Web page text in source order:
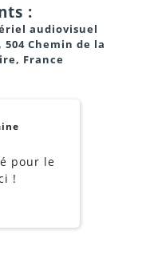
:
audiovisuel
Chemin de la
France
pour le
!